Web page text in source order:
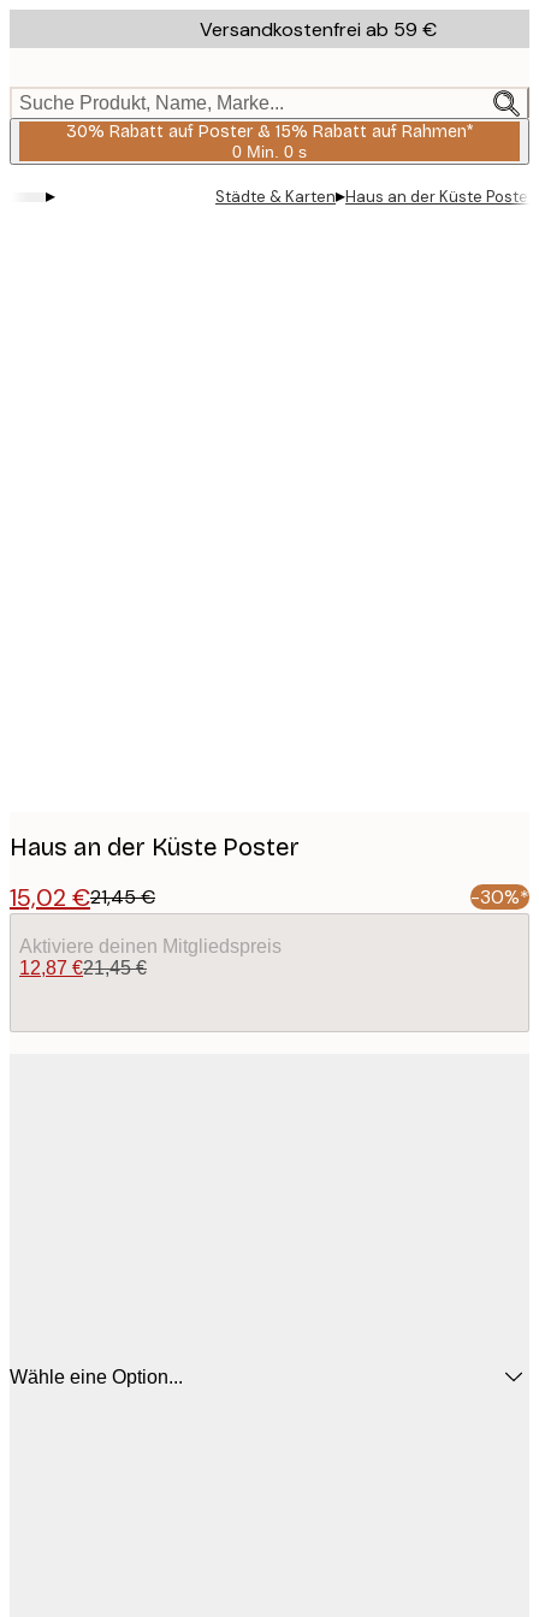
to
content.
Versandkostenfrei ab 59 €
Suche Produkt, Name, Marke...
30% Rabatt auf Poster & 15% Rabatt auf Rahmen*
0 Min. 0 s
Gültig
2026-
▸ Städte & Karten▸Haus an der Küste Poster
Haus an der Küste Poster
15,02 €21,45 € -30%*
Aktiviere deinen Mitgliedspreis
12,87 €21,45 €
Wähle eine Option...